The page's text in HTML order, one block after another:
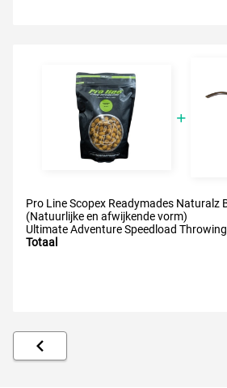
Pro Line Scopex Readymades Naturalz
(Natuurlijke en afwijkende vorm)
Ultimate Adventure Speedload
Totaal